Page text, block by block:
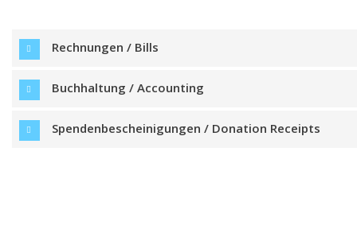
Rechnungen / Bills
Buchhaltung / Accounting
Spendenbescheinigungen / Donation Receipts